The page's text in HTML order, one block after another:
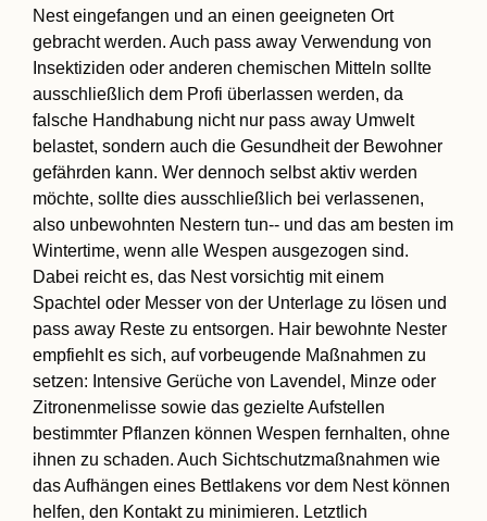
Nest eingefangen und an einen geeigneten Ort
gebracht werden. Auch pass away Verwendung von
Insektiziden oder anderen chemischen Mitteln sollte
ausschließlich dem Profi überlassen werden, da
falsche Handhabung nicht nur pass away Umwelt
belastet, sondern auch die Gesundheit der Bewohner
gefährden kann. Wer dennoch selbst aktiv werden
möchte, sollte dies ausschließlich bei verlassenen,
also unbewohnten Nestern tun-- und das am besten im
Wintertime, wenn alle Wespen ausgezogen sind.
Dabei reicht es, das Nest vorsichtig mit einem
Spachtel oder Messer von der Unterlage zu lösen und
pass away Reste zu entsorgen. Hair bewohnte Nester
empfiehlt es sich, auf vorbeugende Maßnahmen zu
setzen: Intensive Gerüche von Lavendel, Minze oder
Zitronenmelisse sowie das gezielte Aufstellen
bestimmter Pflanzen können Wespen fernhalten, ohne
ihnen zu schaden. Auch Sichtschutzmaßnahmen wie
das Aufhängen eines Bettlakens vor dem Nest können
helfen, den Kontakt zu minimieren. Letztlich